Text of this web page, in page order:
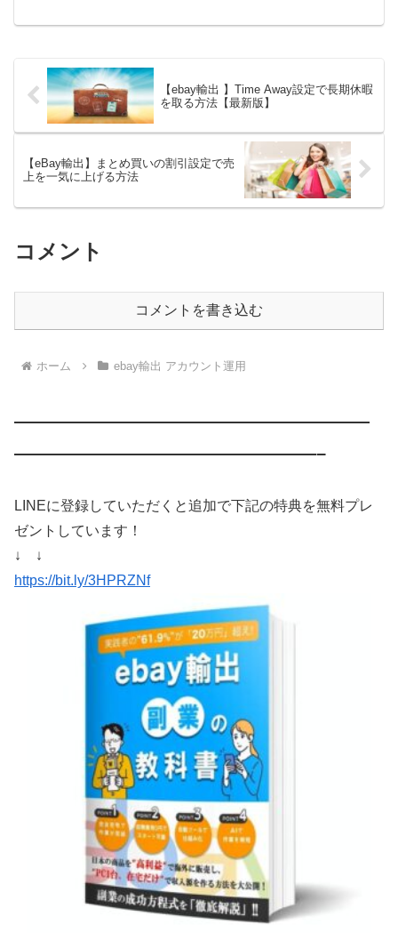
【ebay輸出 】Time Away設定で長期休暇
を取る方法【最新版】
【eBay輸出】まとめ買いの割引設定で売
上を一気に上げる方法
コメント
コメントを書き込む
ホーム ebay輸出 アカウント運用
————————————————————
—————————————————–
LINEに登録していただくと追加で下記の特典を無料プレ
ゼントしています！
↓ ↓
https://bit.ly/3HPRZNf